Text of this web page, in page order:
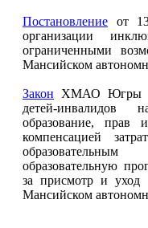
Постановление от
организации
ограниченными
Мансийском
Закон ХМАО Югры
детей-
образование, прав
компенсацией
образовательным
образовательную
за присмотр и уход
Мансийском